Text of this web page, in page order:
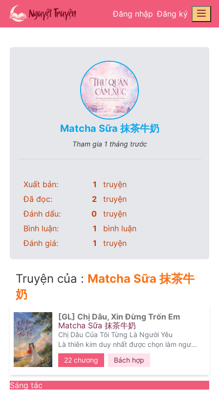
Đăng nhập Đăng ký
Matcha Sữa 抹茶牛奶
Tham gia 1 tháng trước
Xuất bản: 1
truyện
Đã đọc:
2
truyện
Đánh dấu:
0
truyện
Bình luận:
1
bình luận
Đánh giá:
1 truyện
Truyện của : Matcha Sữa 抹茶牛
奶
[GL] Chị Dâu, Xin Đừng Trốn Em
Matcha Sữa 抹茶牛奶
Chị Dâu Của Tôi Từng Là Người Yêu
Là thiên kim duy nhất được chọn làm người
kế thừa Tập đoàn Ninh Ninh Tuệ, Ninh Tịch
Dao từ nhỏ đã sống giữa những kỳ vọng và
áp lực.
Điều duy nhất cô từng muốn giữ lại cho
22 chương Bách hợp
Sáng tác